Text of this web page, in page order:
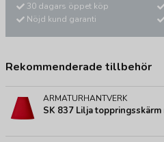
30 dagars öppet köp
Nöjd kund garanti
Rekommenderade tillbehör
ARMATURHANTVERK
SK 837 Lilja toppringsskärm